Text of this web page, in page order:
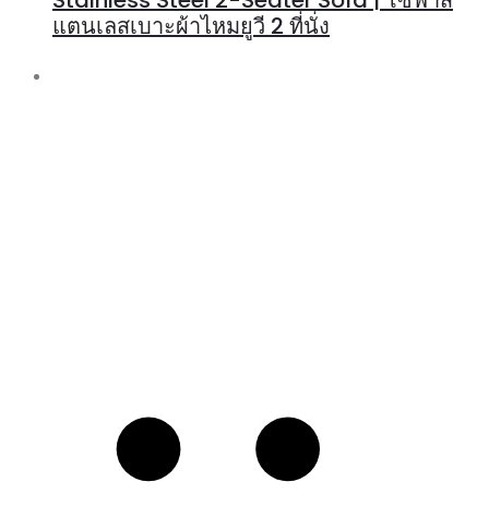
แตนเลสเบาะผ้าไหมยูวี 2 ที่นั่ง